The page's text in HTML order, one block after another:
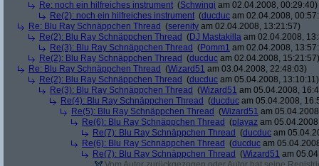
Re: noch ein hilfreiches instrument (Schwingi am 02.04.2008, 00:29:40)
Re(2): noch ein hilfreiches instrument (ducduc am 02.04.2008,
Re: Blu Ray Schnäppchen Thread (serenity am 02.04.2008, 13:21:57)
Re(2): Blu Ray Schnäppchen Thread (DJ Mastakilla am 02.04.2008,
Re(3): Blu Ray Schnäppchen Thread (Pomm1 am 02.04.2008,
Re(2): Blu Ray Schnäppchen Thread (ducduc am 02.04.2008, 15:21:57)
Re: Blu Ray Schnäppchen Thread (Wizard51 am 03.04.2008, 22:48:03)
Re(2): Blu Ray Schnäppchen Thread (ducduc am 05.04.2008, 13:10:11)
Re(3): Blu Ray Schnäppchen Thread (Wizard51 am 05.04.2008,
Re(4): Blu Ray Schnäppchen Thread (ducduc am 05.04.2008,
Re(5): Blu Ray Schnäppchen Thread (Wizard51 am
Re(6): Blu Ray Schnäppchen Thread (playaz am
Re(7): Blu Ray Schnäppchen Thread (ducduc am
Re(6): Blu Ray Schnäppchen Thread (ducduc am
Re(7): Blu Ray Schnäppchen Thread (Wizard51 am